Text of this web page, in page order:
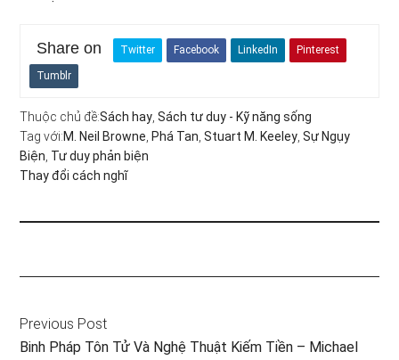
Share on Twitter Facebook LinkedIn Pinterest
Tumblr
Thuộc chủ đề:Sách hay ,Sách tư duy - Kỹ năng sống
Tag với:M. Neil Browne Phá Tan ,Stuart M. Keeley ,Sự Ngụy
Biện Tư duy phản biện
Thay đổi cách nghĩ
Previous Post
Binh Pháp Tôn Tử Và Nghệ Thuật Kiếm Tiền – Michael